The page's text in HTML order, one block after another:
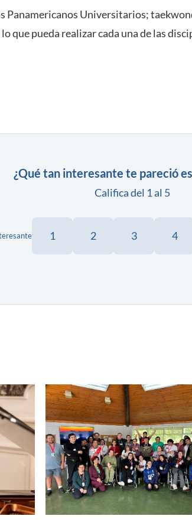
Panamericanos Universitarios;
que pueda realizar cada una de las
¿Qué tan interesante te pareció
Califica del 1 al 5
1 2 3 4